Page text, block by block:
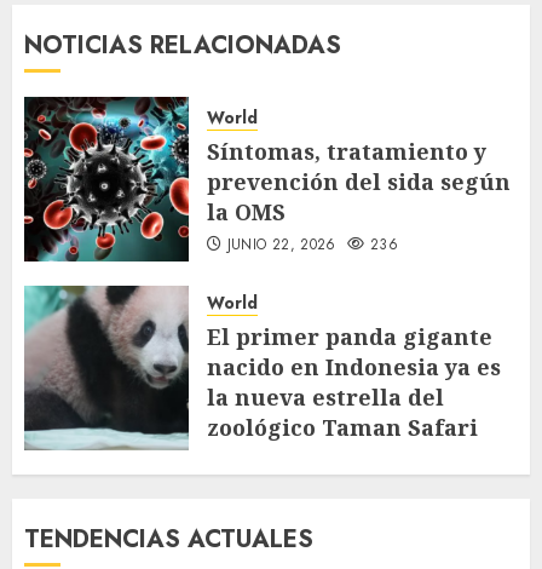
NOTICIAS RELACIONADAS
World
Síntomas, tratamiento y
prevención del sida según
la OMS
JUNIO 22, 2026 236
World
El primer panda gigante
nacido en Indonesia ya es
la nueva estrella del
zoológico Taman Safari
TENDENCIAS ACTUALES